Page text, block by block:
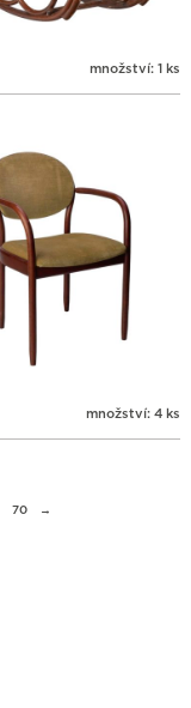
množství: 1 ks
množství: 4 ks
70 →